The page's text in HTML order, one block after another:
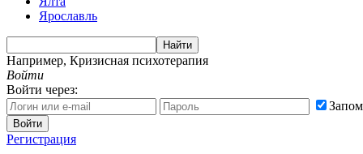
Ярославль
Найти
Например, Кризисная психотерапия
Войти
Войти через:
Войти
Регистрация